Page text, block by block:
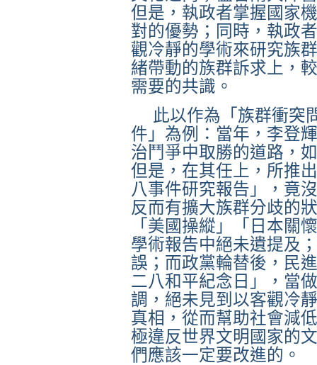
但是，執政者掌握國家
對的優勢；同時，執政
觀冷靜的學術來研究族
緒帶動的族群訴求上，
需要的共識。
此以作為「族群衝突
件」為例：當年，李登
治鬥爭中取勝的道路，
但是，在其任上，所推
八事件研究報告」，竟
反而有擴大族群分歧的
「美國操縱」「日本關
學術報告中絕未遺提及
誤；而政黨輪替後，民
二八和平紀念日」，當
調，絕未見到以客觀冷
真相，從而幫助社會減
極違反世界文明國家的
們應該一定要改進的。